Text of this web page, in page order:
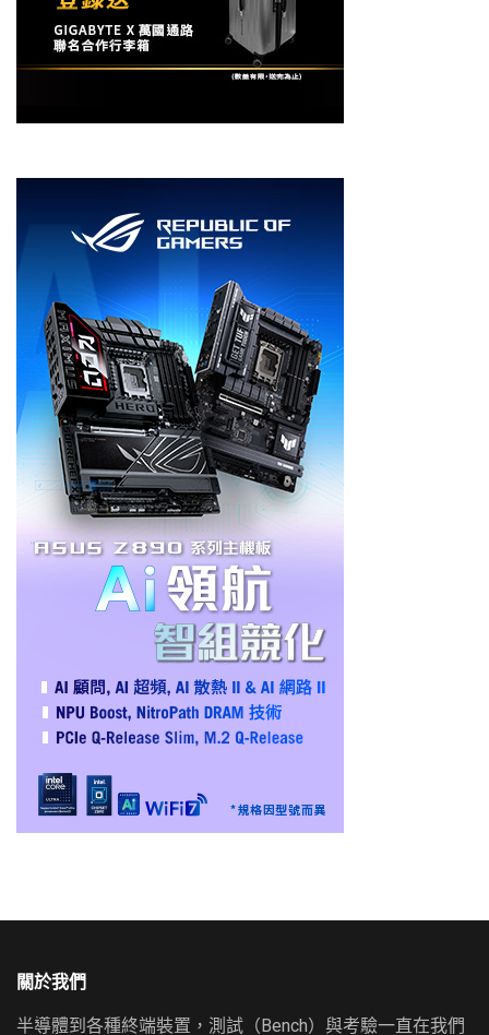
關於我們
半導體到各種終端裝置，測試（Bench）與考驗一直在我們